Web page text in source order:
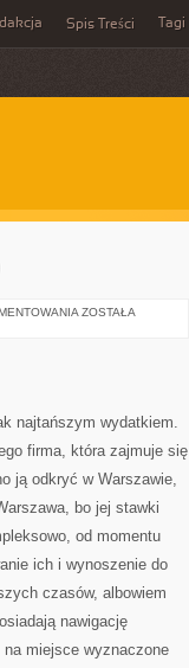
Spis Treści Tagi
PRZEPROWADZKA
ZOSTAŁA
najtańszym wydatkiem.
firma, która zajmuje się
ją odkryć w Warszawie,
bo jej stawki
od momentu
ich i wynoszenie do
czasów, albowiem
nawigację
miejsce wyznaczone